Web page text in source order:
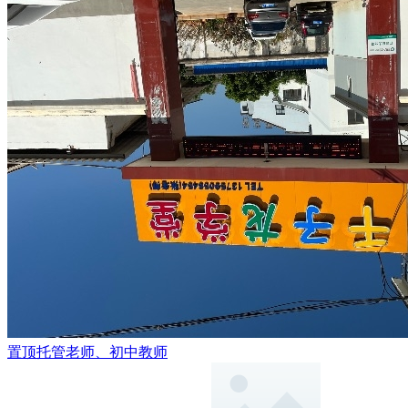
置顶托管老师、初中教师